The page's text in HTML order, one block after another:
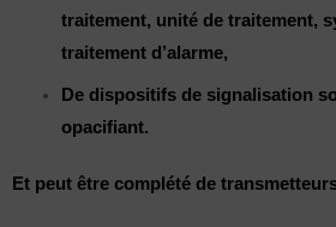
traitement, unité de traitement,
traitement d’alarme,
De dispositifs de signalisation
opacifiant.
Et peut être complété de